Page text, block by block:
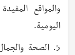
والمواقع
اليومية.
5. الصحة